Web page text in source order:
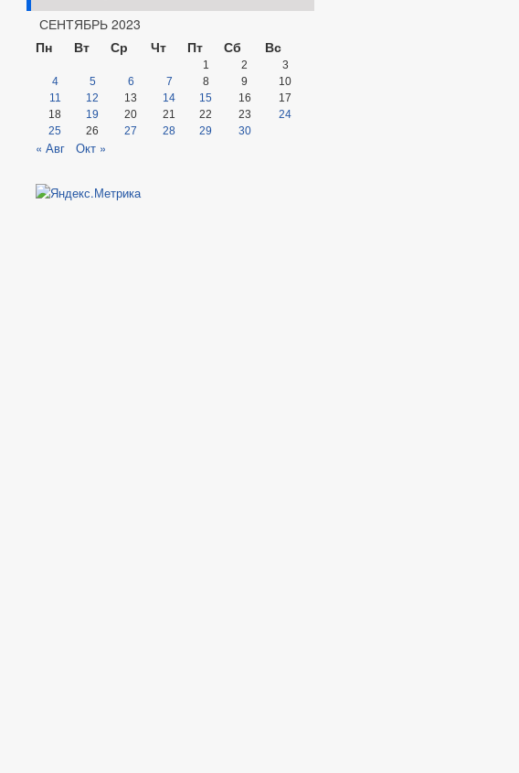
СЕНТЯБРЬ 2023
Пн
Вт Ср Чт Пт Сб Вс
1 2
3
4
5 6 7 8 9
10
11
12 13 14 15 16
17
18
19 20 21 22 23
24
25
26 27 28 29 30
« Авг Окт »